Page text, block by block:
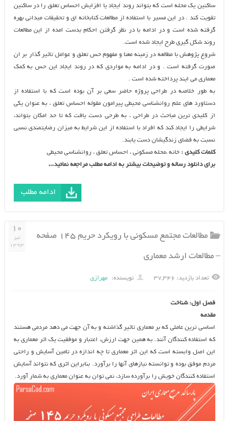
ساکنین یک محله است که بتواند روند ایجاد یا افزایش احساس تعلق را در ساکنین
تقویت کند . در این مسیر با استفاده از مطالعات کتابخانه ای و تحقیقات میدانی بهره
گرفته شده است و در ادامه با در نظر گرفتن احکام بدست امده از این مطالعات
روند شکل گیری طرح ایجاد شده است.
شروع پژوهش با مطالعه در زمینه معنا و مفهوم حس تعلق و عوامل تاثیر گذار بر ان
صورت گرفته است . و در ادامه به مواردی که در روند ایجاد این حس به کمک
معماری می ایند پرداخته شده است .
به طور خلاصه در طراحی پروژه حاضر سعی بر آن بوده است که با استفاده از
دستاورد های علم روانشناسی محیطی پیرامون مقوله احساس تعلق ، به عنوان یکی
از کلیدی ترین مباحث در طراحی ، به طرحی دست یافت که تا حد امکان بتواند،
شرایطی را ایجاد کند که افراد با استفاده از این شرایط به میزان رضایتمندی نسبی
نسبت به فضای زندگیشان دست یابند.
کلمات کلیدی : خانه ،محله مسکونی ، احساس تعلق ، روانشناسی محیطی
برای دانلود رساله و توضیحات بیشتر به ادامه مطلب مراجعه نمائید…
ادامه مطلب
۱۰
تیر
۱۳۹۳
مطالعات مجتمع مسکونی با رویکرد حریم ۱۴۵ صفحه
– مطالعات ارشد معماری
تعداد بازدید: ۳۷,۳۴۶ نویسنده: مهرازی
فصل اول: شناخت
مقدمه
اساسي ترين عاملي كه بر معماري تاثير گذاشته و به آن جهت مي دهد مردمي هستند
كه استفاده كنندگان آنند. به همين جهت ارزش، اعتبار و موفقيت يك اثر معماري به
اين اصل وابسته است كه اين اثر معماري تا چه اندازه در تامين آسايش و راحتي
مردم موفق بوده و توانسته نيازهاي آنها را برآورد. بنابراين اثري كه نتواند آسايش
استفاده كنندگان خويش را برآورده سازد، نمي توان به عنوان معماري به شمار آورد.